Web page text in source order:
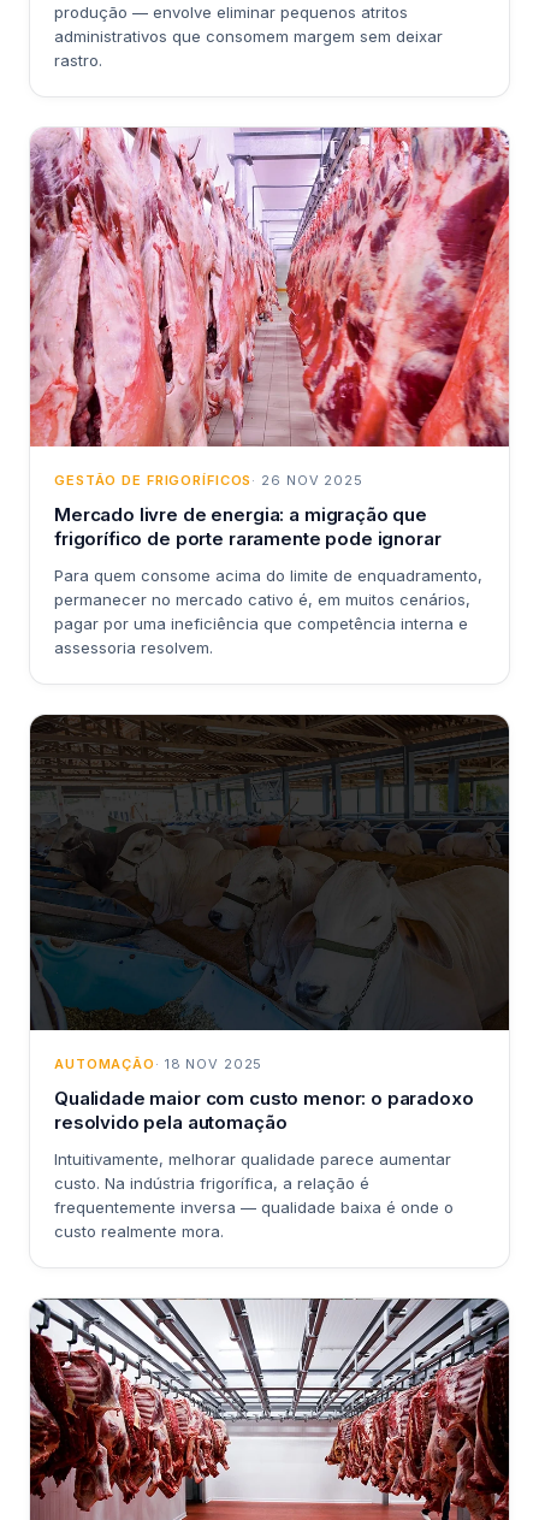
produção — envolve eliminar pequenos atritos
administrativos que consomem margem sem deixar
rastro.
GESTÃO DE FRIGORÍFICOS · 26 NOV 2025
Mercado livre de energia: a migração que
frigorífico de porte raramente pode ignorar
Para quem consome acima do limite de enquadramento,
permanecer no mercado cativo é, em muitos cenários,
pagar por uma ineficiência que competência interna e
assessoria resolvem.
AUTOMAÇÃO · 18 NOV 2025
Qualidade maior com custo menor: o paradoxo
resolvido pela automação
Intuitivamente, melhorar qualidade parece aumentar
custo. Na indústria frigorífica, a relação é
frequentemente inversa — qualidade baixa é onde o
custo realmente mora.